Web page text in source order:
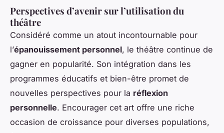
Perspectives d’avenir sur l’utilisation du
théâtre
Considéré comme un atout incontournable pour
l’épanouissement personnel, le théâtre continue de
gagner en popularité. Son intégration dans les
programmes éducatifs et bien-être promet de
nouvelles perspectives pour la réflexion
personnelle. Encourager cet art offre une riche
occasion de croissance pour diverses populations,